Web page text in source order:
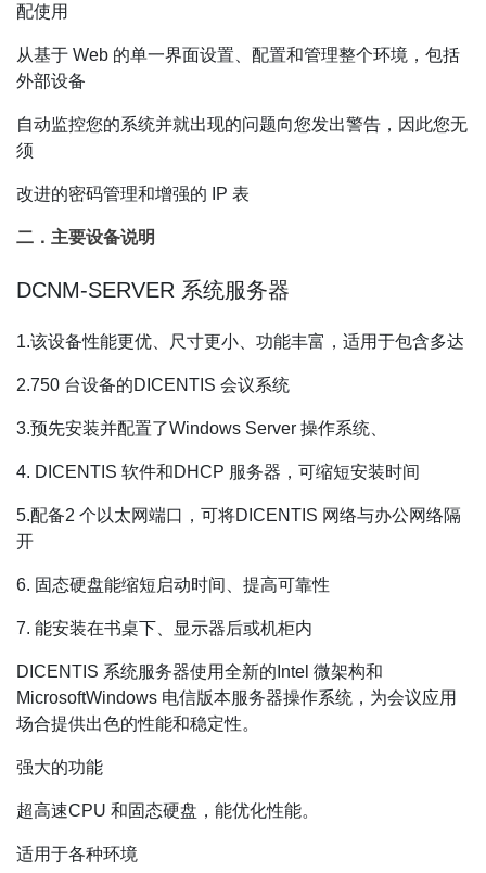
配使用
从基于 Web 的单一界面设置、配置和管理整个环境，包括
外部设备
自动监控您的系统并就出现的问题向您发出警告，因此您无
须
改进的密码管理和增强的 IP 表
二．主要设备说明
DCNM-SERVER 系统服务器
1.该设备性能更优、尺寸更小、功能丰富，适用于包含多达
2.750 台设备的DICENTIS 会议系统
3.预先安装并配置了Windows Server 操作系统、
4. DICENTIS 软件和DHCP 服务器，可缩短安装时间
5.配备2 个以太网端口，可将DICENTIS 网络与办公网络隔
开
6. 固态硬盘能缩短启动时间、提高可靠性
7. 能安装在书桌下、显示器后或机柜内
DICENTIS 系统服务器使用全新的Intel 微架构和
MicrosoftWindows 电信版本服务器操作系统，为会议应用
场合提供出色的性能和稳定性。
强大的功能
超高速CPU 和固态硬盘，能优化性能。
适用于各种环境